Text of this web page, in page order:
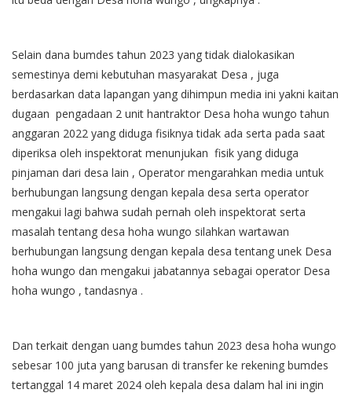
Selain dana bumdes tahun 2023 yang tidak dialokasikan
semestinya demi kebutuhan masyarakat Desa , juga
berdasarkan data lapangan yang dihimpun media ini yakni kaitan
dugaan pengadaan 2 unit hantraktor Desa hoha wungo tahun
anggaran 2022 yang diduga fisiknya tidak ada serta pada saat
diperiksa oleh inspektorat menunjukan fisik yang diduga
pinjaman dari desa lain , Operator mengarahkan media untuk
berhubungan langsung dengan kepala desa serta operator
mengakui lagi bahwa sudah pernah oleh inspektorat serta
masalah tentang desa hoha wungo silahkan wartawan
berhubungan langsung dengan kepala desa tentang unek Desa
hoha wungo dan mengakui jabatannya sebagai operator Desa
hoha wungo , tandasnya .
Dan terkait dengan uang bumdes tahun 2023 desa hoha wungo
sebesar 100 juta yang barusan di transfer ke rekening bumdes
tertanggal 14 maret 2024 oleh kepala desa dalam hal ini ingin